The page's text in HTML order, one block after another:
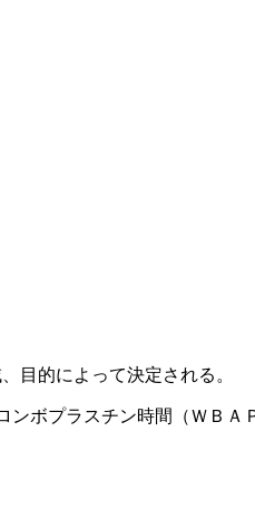
目的によって決定される。
ボプラスチン時間（ＷＢ